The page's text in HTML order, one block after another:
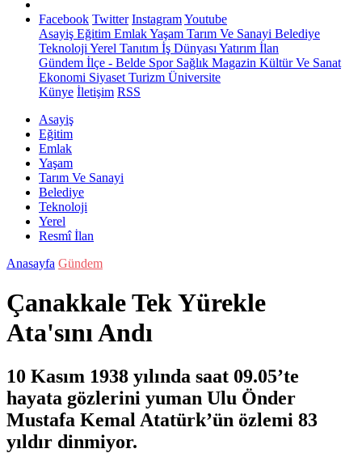
Facebook Twitter InstagramYoutube
Asayiş Eğitim EmlakYaşam Tarım Ve Sanayi Belediye
Teknoloji Yerel Tanıtım İş Dünyası Yatırım İlan
Gündem İlçe - Belde SporSağlık Magazin Kültür Ve Sanat
Ekonomi Siyaset Turizm Üniversite
Künye İletişim RSS
Asayiş
Eğitim
Emlak
Yaşam
Tarım Ve Sanayi
Belediye
Teknoloji
Yerel
Resmî İlan
Anasayfa Gündem
Çanakkale Tek Yürekle
Ata'sını Andı
10 Kasım 1938 yılında saat 09.05’te
hayata gözlerini yuman Ulu Önder
Mustafa Kemal Atatürk’ün özlemi 83
yıldır dinmiyor.